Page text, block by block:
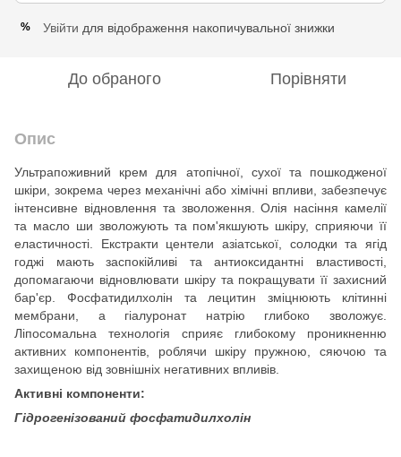
% Увійти для відображення накопичувальної знижки
До обраного Порівняти
Опис
Ультрапоживний крем для атопічної, сухої та пошкодженої
шкіри, зокрема через механічні або хімічні впливи, забезпечує
інтенсивне відновлення та зволоження. Олія насіння камелії
та масло ши зволожують та пом'якшують шкіру, сприяючи її
еластичності. Екстракти центели азіатської, солодки та ягід
годжі мають заспокійливі та антиоксидантні властивості,
допомагаючи відновлювати шкіру та покращувати її захисний
бар'єр. Фосфатидилхолін та лецитин зміцнюють клітинні
мембрани, а гіалуронат натрію глибоко зволожує.
Ліпосомальна технологія сприяє глибокому проникненню
активних компонентів, роблячи шкіру пружною, сяючою та
захищеною від зовнішніх негативних впливів.
Активні компоненти:
Гідрогенізований фосфатидилхолін